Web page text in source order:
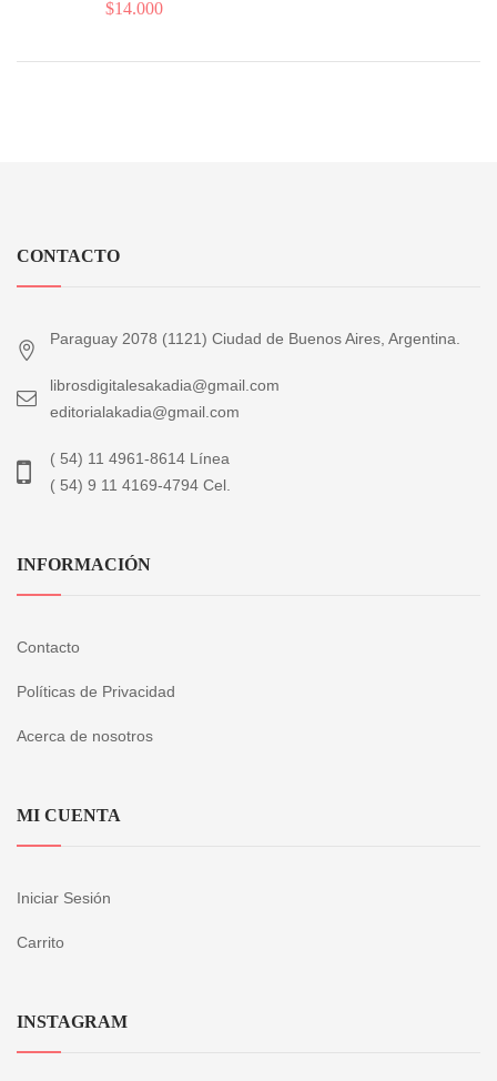
$14.000
CONTACTO
Paraguay 2078 (1121) Ciudad de Buenos Aires, Argentina.
librosdigitalesakadia@gmail.com
editorialakadia@gmail.com
( 54) 11 4961-8614 Línea
( 54) 9 11 4169-4794 Cel.
INFORMACIÓN
Contacto
Políticas de Privacidad
Acerca de nosotros
MI CUENTA
Iniciar Sesión
Carrito
INSTAGRAM